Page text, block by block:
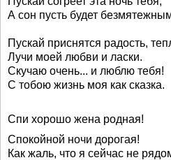
А сон пусть будет
Пускай приснятся радость,
Лучи моей любви и ласки.
Скучаю очень... и люблю тебя!
С тобою жизнь моя как сказка.
Спи хорошо жена родная!
Спокойной ночи дорогая!
Как жаль, что я сейчас не